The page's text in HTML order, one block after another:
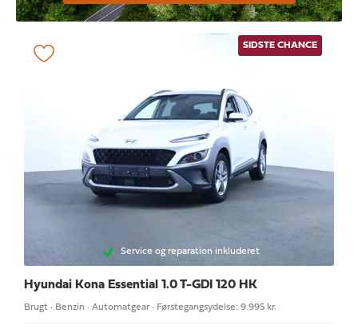
SIDSTE CHANCE
Service og reparation inkluderet
Hyundai Kona Essential 1.0 T-GDI 120 HK
Brugt · Benzin · Automatgear · Førstegangsydelse: 9.995 kr.